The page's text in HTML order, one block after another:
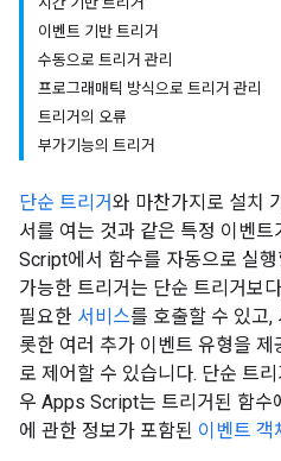
이벤트 기반 트리거
수동으로 트리거 관리
프로그래매틱 방식으로 트리거 관리
트리거의 오류
부가기능의 트리거
단순 트리거와 마찬가지로 설치
서를 여는 것과 같은 특정 이벤
Script에서 함수를 자동으로 실행
가능한 트리거는 단순 트리거보
필요한 서비스를 호출할 수 있고,
롯한 여러 추가 이벤트 유형을
로 제어할 수 있습니다. 단순 트
우 Apps Script는 트리거된 함수
에 관한 정보가 포함된 이벤트 객